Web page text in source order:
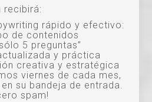
recibirá:
rápido y efectivo:
de contenidos
5 preguntas”
y práctica
creativa y estratégica
viernes de cada mes,
su bandeja de entrada.
spam!